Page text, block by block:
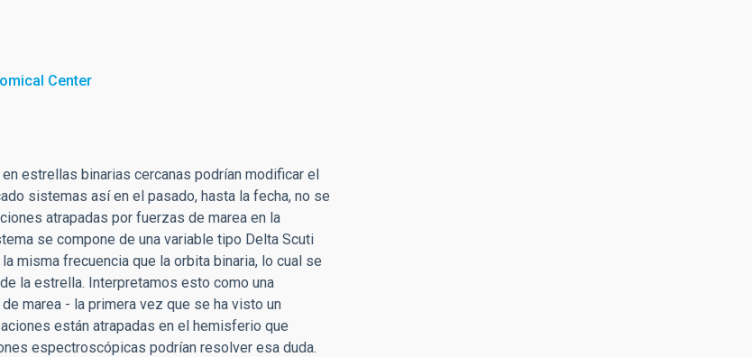
Center
estrellas binarias cercanas podrían modificar el
sistemas así en el pasado, hasta la fecha, no se
atrapadas por fuerzas de marea en la
se compone de una variable tipo Delta Scuti
misma frecuencia que la orbita binaria, lo cual se
la estrella. Interpretamos esto como una
marea - la primera vez que se ha visto un
están atrapadas en el hemisferio que
espectroscópicas podrían resolver esa duda.